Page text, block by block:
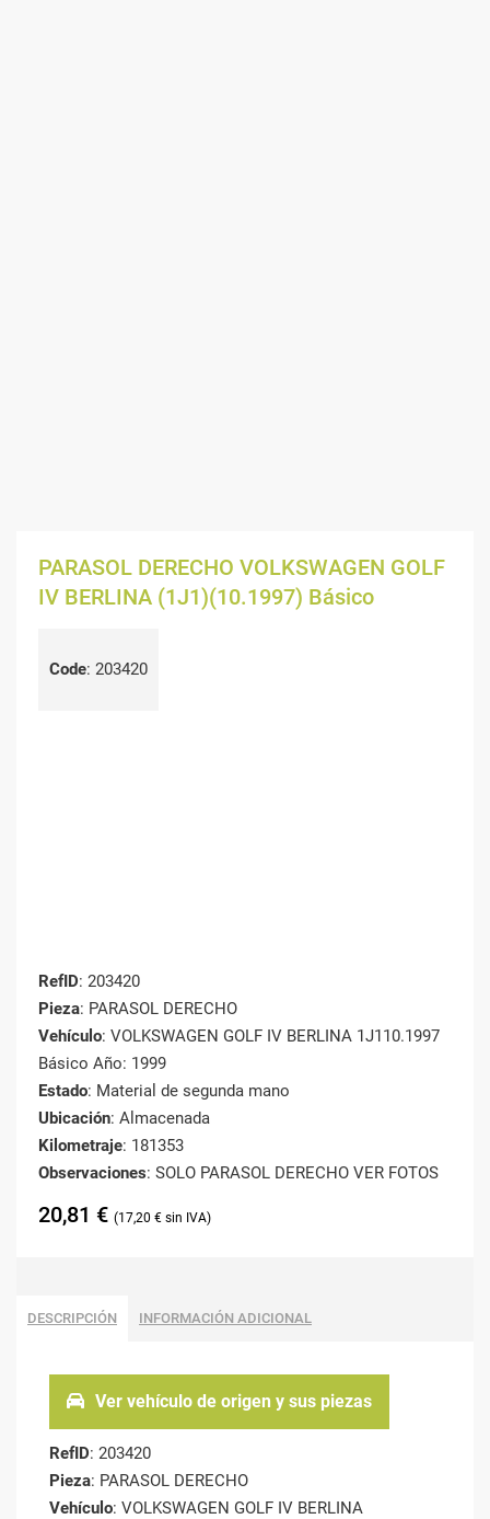
PARASOL DERECHO VOLKSWAGEN GOLF
IV BERLINA (1J1)(10.1997) Básico
Code: 203420
RefID: 203420
Pieza: PARASOL DERECHO
Vehículo: VOLKSWAGEN GOLF IV BERLINA 1J110.1997
Básico Año: 1999
Estado: Material de segunda mano
Ubicación: Almacenada
Kilometraje: 181353
Observaciones: SOLO PARASOL DERECHO VER FOTOS
20,81 € 17,20 €
DESCRIPCIÓN INFORMACIÓN ADICIONAL
Ver vehículo de origen y sus piezas
RefID: 203420
Pieza: PARASOL DERECHO
Vehículo: VOLKSWAGEN GOLF IV BERLINA